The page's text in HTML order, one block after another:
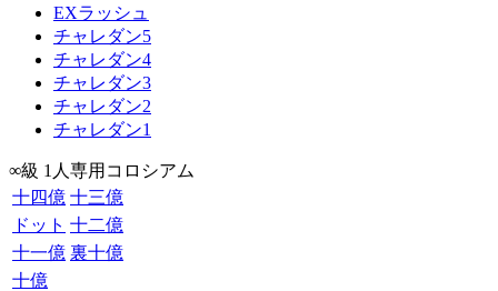
EXラッシュ
チャレダン5
チャレダン4
チャレダン3
チャレダン2
チャレダン1
∞級 1人専用コロシアム
十四億 十三億
ドット 十二億
十一億 裏十億
十億